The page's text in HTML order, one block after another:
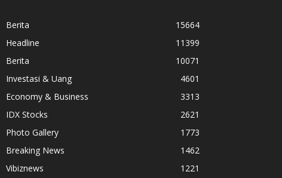
Berita
15664
Headline
11399
Berita
10071
Investasi & Uang
4601
Economy & Business
3313
IDX Stocks
2621
Photo Gallery
1773
Breaking News
1462
Vibiznews
1221